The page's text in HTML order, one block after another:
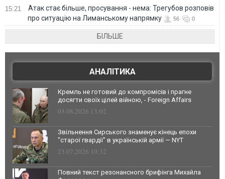
15:21
Атак стає більше, просування - нема: Трегубов розповів
про ситуацію на Лиманському напрямку
56 0
БІЛЬШЕ
АНАЛІТИКА
Кремль не готовий до компромісів і прагне
досягти своїх цілей війною, - Foreign Affairs
03.08.2026 13:02
Звільнення Сирського знаменує кінець епохи
"старої гвардії" в українській армії — NYT
23.07.2026 10:32
Повний текст резонансного брифінга Михайла